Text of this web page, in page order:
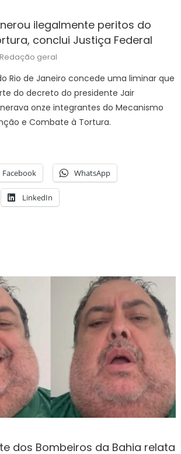
ilegalmente peritos do
conclui Justiça Federal
Author
Redação geral
Rio de Janeiro concede uma liminar que
do decreto do presidente Jair
onze integrantes do Mecanismo
e Combate à Tortura.
Facebook WhatsApp
LinkedIn
dos Bombeiros da Bahia relata